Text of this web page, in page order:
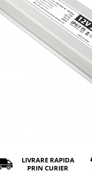
LIVRARE RAPIDA
PRIN CURIER